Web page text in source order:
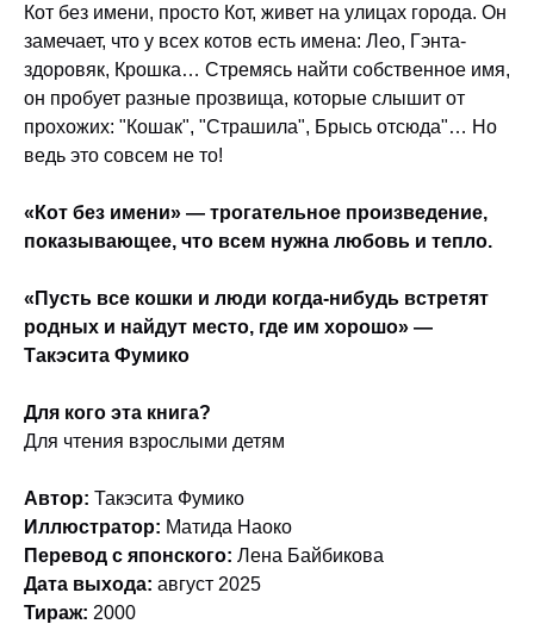
Кот без имени, просто Кот, живет на улицах города. Он
замечает, что у всех котов есть имена: Лео, Гэнта-
здоровяк, Крошка… Стремясь найти собственное имя,
он пробует разные прозвища, которые слышит от
прохожих: "Кошак", "Страшила", Брысь отсюда"… Но
ведь это совсем не то!
«Кот без имени» — трогательное произведение,
показывающее, что всем нужна любовь и тепло.
«Пусть все кошки и люди когда-нибудь встретят
родных и найдут место, где им хорошо» —
Такэсита Фумико
Для кого эта книга?
Для чтения взрослыми детям
Автор: Такэсита Фумико
Иллюстратор: Матида Наоко
Перевод с японского: Лена Байбикова
Дата выхода: август 2025
Тираж: 2000